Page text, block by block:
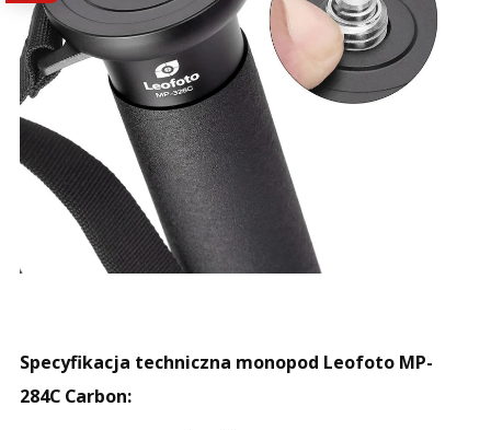
Specyfikacja techniczna monopod Leofoto MP-
284C Carbon: